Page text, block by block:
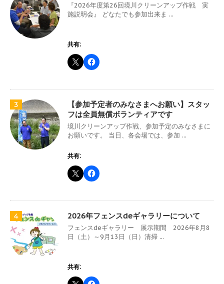
『2026年度第26回境川クリーンアップ作戦 実
施説明会』 どなたでも参加出来ま ...
共有:
3
【参加予定者のみなさまへお願い】スタッ
フは全員無償ボランティアです
境川クリーンアップ作戦、参加予定のみなさまに
お願いです。 当日、各会場では、参加 ...
共有:
4 2026年フェンスdeギャラリーについて
フェンスdeギャラリー 展示期間 2026年8月8
日（土）～9月13日（日）清掃 ...
共有: